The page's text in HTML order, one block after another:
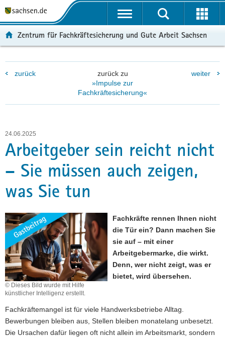
t
l
r
e
n
e
N
v
i
g
a
t
n
t
l
a
t
p
i
t
r
i
c
h
Zentrum für Fachkräftesicherung und Gute Arbeit Sachsen
zurück
zurück zu
»Impulse zur
Fachkräftesicherung«
weiter
24.06.2025
Arbeitgeber sein reicht nicht
– Sie müssen auch zeigen,
was Sie tun
© Dieses Bild wurde mit Hilfe
künstlicher Intelligenz erstellt.
Fachkräfte rennen Ihnen nicht
die Tür ein? Dann machen Sie
sie auf – mit einer
Arbeitgebermarke, die wirkt.
Denn, wer nicht zeigt, was er
bietet, wird übersehen.
Fachkräftemangel ist für viele Handwerksbetriebe Alltag.
Bewerbungen bleiben aus, Stellen bleiben monatelang unbesetzt.
Die Ursachen dafür liegen oft nicht allein im Arbeitsmarkt, sondern